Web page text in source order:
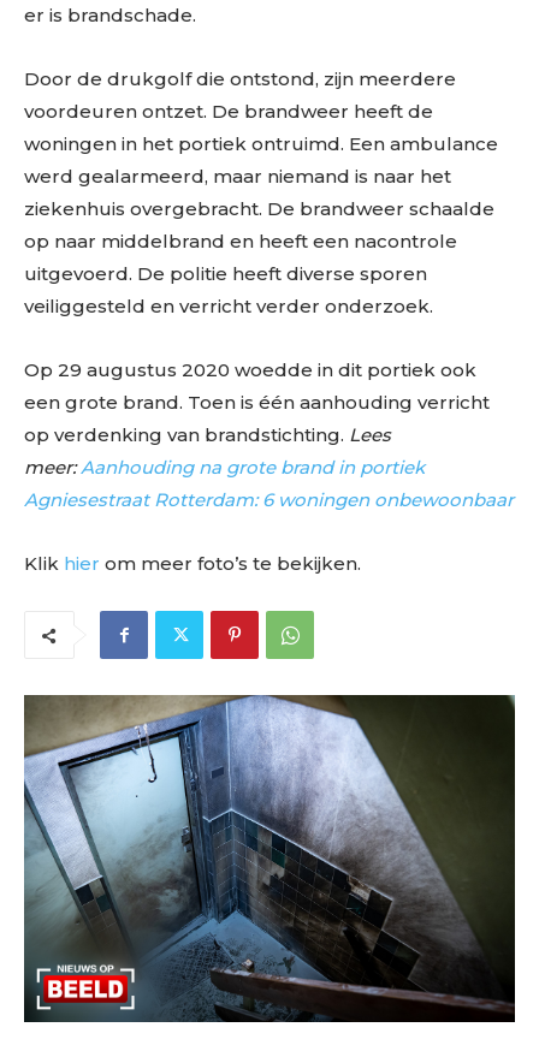
er is brandschade.
Door de drukgolf die ontstond, zijn meerdere
voordeuren ontzet. De brandweer heeft de
woningen in het portiek ontruimd. Een ambulance
werd gealarmeerd, maar niemand is naar het
ziekenhuis overgebracht. De brandweer schaalde
op naar middelbrand en heeft een nacontrole
uitgevoerd. De politie heeft diverse sporen
veiliggesteld en verricht verder onderzoek.
Op 29 augustus 2020 woedde in dit portiek ook
een grote brand. Toen is één aanhouding verricht
op verdenking van brandstichting. Lees
meer:Aanhouding na grote brand in portiek
Agniesestraat Rotterdam: 6 woningen onbewoonbaar
Klik hier om meer foto’s te bekijken.